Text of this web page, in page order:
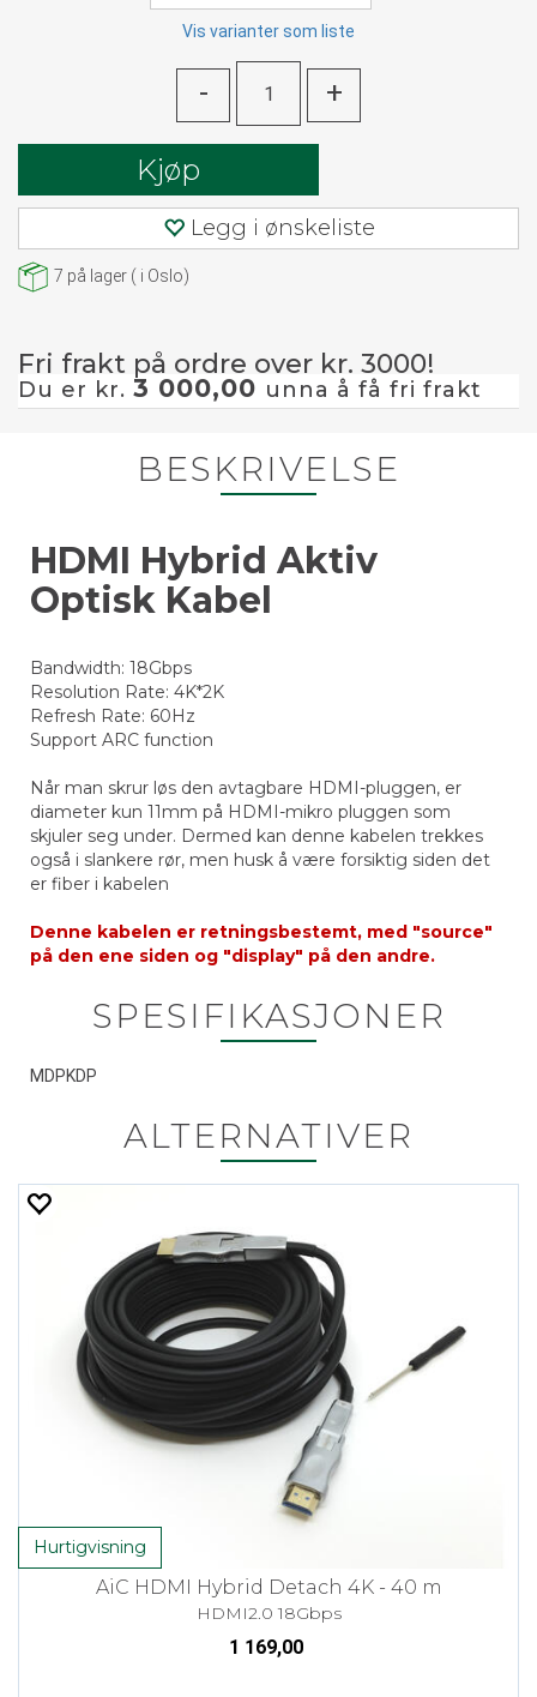
Vis varianter som liste
- +
Kjøp
Legg i ønskeliste
7 på lager ( i Oslo)
Fri frakt på ordre over kr. 3000!
Du er kr. 3 000,00 unna å få fri frakt
BESKRIVELSE
HDMI Hybrid Aktiv
Optisk Kabel
Bandwidth: 18Gbps
Resolution Rate: 4K*2K
Refresh Rate: 60Hz
Support ARC function
Når man skrur løs den avtagbare HDMI-pluggen, er
diameter kun 11mm på HDMI-mikro pluggen som
skjuler seg under. Dermed kan denne kabelen trekkes
også i slankere rør, men husk å være forsiktig siden det
er fiber i kabelen
Denne kabelen er retningsbestemt, med "source"
på den ene siden og "display" på den andre.
SPESIFIKASJONER
MDPKDP
ALTERNATIVER
Hurtigvisning
AiC HDMI Hybrid Detach 4K - 40 m
HDMI2.0 18Gbps
1 169,00